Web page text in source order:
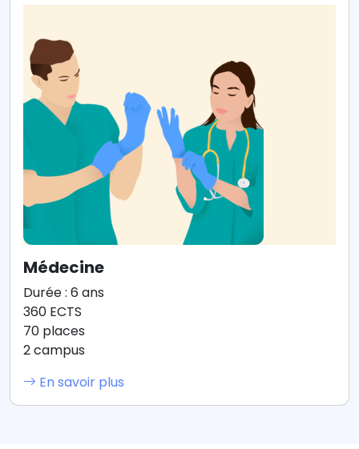
Médecine
Durée : 6 ans
360 ECTS
70 places
2 campus
En savoir plus